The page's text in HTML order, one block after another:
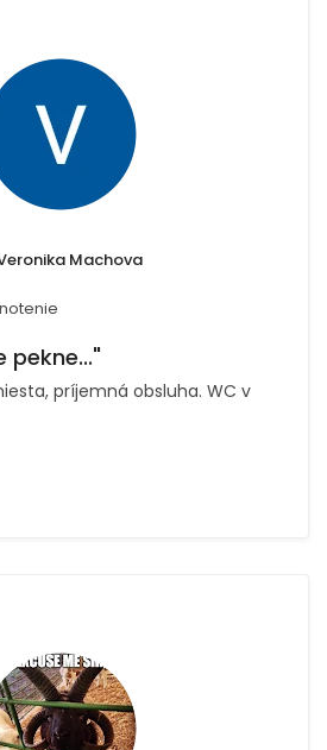
Machova
pekne..."
príjemná obsluha. WC v